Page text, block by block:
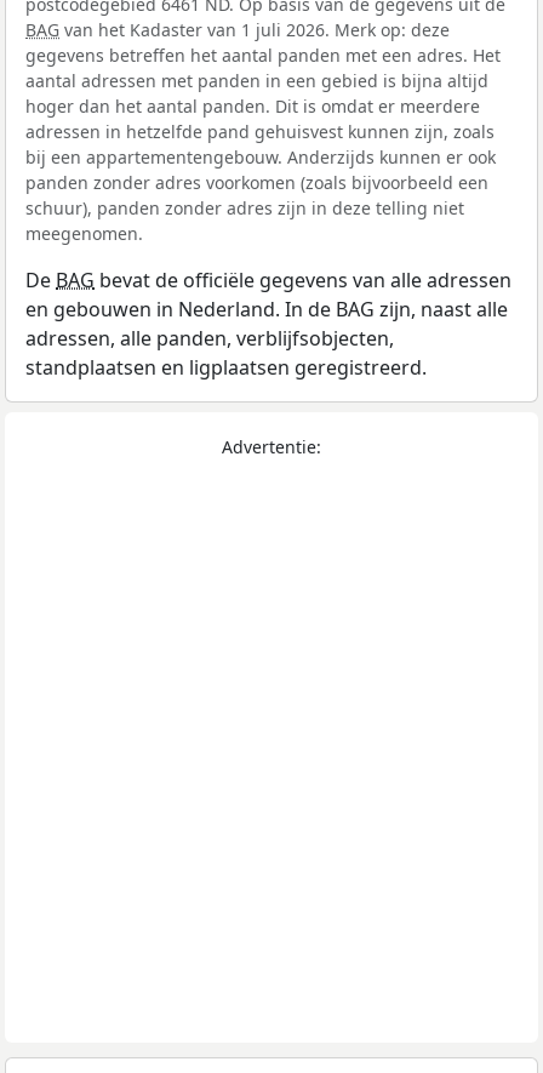
BAG van het Kadaster van 1 juli 2026. Merk op: deze
gegevens betreffen het aantal panden met een adres. Het
aantal adressen met panden in een gebied is bijna altijd
hoger dan het aantal panden. Dit is omdat er meerdere
adressen in hetzelfde pand gehuisvest kunnen zijn, zoals
bij een appartementengebouw. Anderzijds kunnen er ook
panden zonder adres voorkomen (zoals bijvoorbeeld een
schuur), panden zonder adres zijn in deze telling niet
meegenomen.
De BAG bevat de officiële gegevens van alle adressen
en gebouwen in Nederland. In de BAG zijn, naast alle
adressen, alle panden, verblijfsobjecten,
standplaatsen en ligplaatsen geregistreerd.
Advertentie: